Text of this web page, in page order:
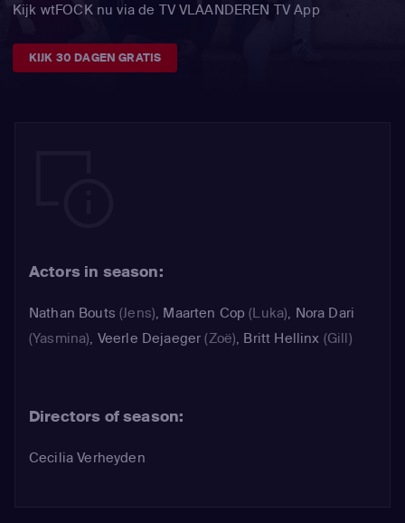
Kijk wtFOCK nu via de TV VLAANDEREN TV App
KIJK 30 DAGEN GRATIS
Actors in season:
Nathan Bouts (Jens), Maarten Cop (Luka), Nora Dari
(Yasmina), Veerle Dejaeger (Zoë), Britt Hellinx (Gill)
Directors of season:
Cecilia Verheyden